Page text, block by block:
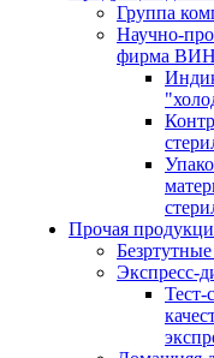
Группа
Научно-
фирма
Прочая
Экспресс-
Тест-